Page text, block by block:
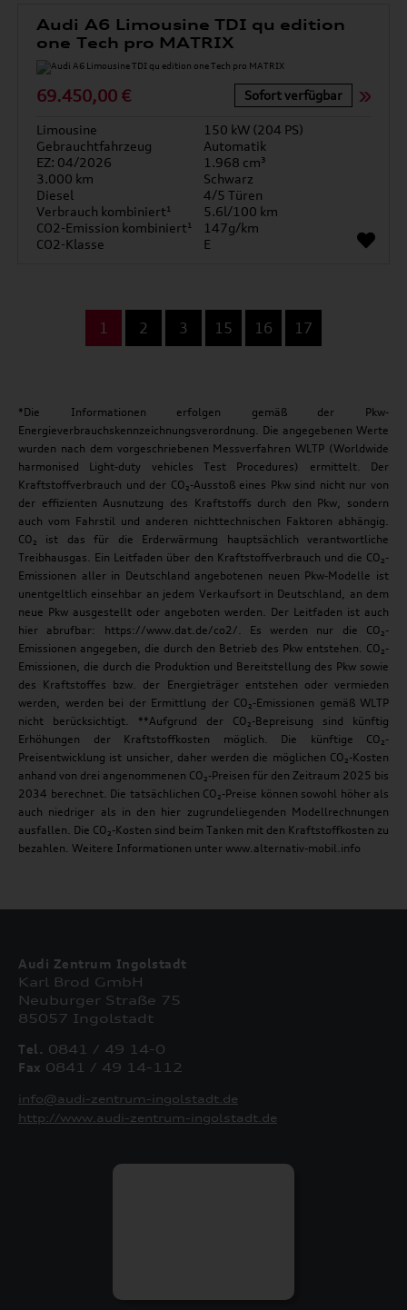
Audi A6 Limousine TDI qu edition
one Tech pro MATRIX
69.450,00 € Sofort verfügbar
Limousine
150 kW (204 PS)
Gebrauchtfahrzeug
Automatik
EZ: 04/2026
1.968 cm³
3.000 km
Schwarz
Diesel
4/5 Türen
Verbrauch kombiniert¹
5.6l/100 km
CO2-Emission kombiniert¹
147g/km
CO2-Klasse
E
1 2 3 15 16 17
*Die Informationen erfolgen gemäß der Pkw-
Energieverbrauchskennzeichnungsverordnung. Die angegebenen Werte
wurden nach dem vorgeschriebenen Messverfahren WLTP (Worldwide
harmonised Light-duty vehicles Test Procedures) ermittelt. Der
Kraftstoffverbrauch und der CO₂-Ausstoß eines Pkw sind nicht nur von
der effizienten Ausnutzung des Kraftstoffs durch den Pkw, sondern
auch vom Fahrstil und anderen nichttechnischen Faktoren abhängig.
CO₂ ist das für die Erderwärmung hauptsächlich verantwortliche
Treibhausgas. Ein Leitfaden über den Kraftstoffverbrauch und die CO₂-
Emissionen aller in Deutschland angebotenen neuen Pkw-Modelle ist
unentgeltlich einsehbar an jedem Verkaufsort in Deutschland, an dem
neue Pkw ausgestellt oder angeboten werden. Der Leitfaden ist auch
hier abrufbar: https://www.dat.de/co2/. Es werden nur die CO₂-
Emissionen angegeben, die durch den Betrieb des Pkw entstehen. CO₂-
Emissionen, die durch die Produktion und Bereitstellung des Pkw sowie
des Kraftstoffes bzw. der Energieträger entstehen oder vermieden
werden, werden bei der Ermittlung der CO₂-Emissionen gemäß WLTP
nicht berücksichtigt. **Aufgrund der CO₂-Bepreisung sind künftig
Erhöhungen der Kraftstoffkosten möglich. Die künftige CO₂-
Preisentwicklung ist unsicher, daher werden die möglichen CO₂-Kosten
anhand von drei angenommenen CO₂-Preisen für den Zeitraum 2025 bis
2034 berechnet. Die tatsächlichen CO₂-Preise können sowohl höher als
auch niedriger als in den hier zugrundeliegenden Modellrechnungen
ausfallen. Die CO₂-Kosten sind beim Tanken mit den Kraftstoffkosten zu
bezahlen. Weitere Informationen unter www.alternativ-mobil.info
Audi Zentrum Ingolstadt
Karl Brod GmbH
Neuburger Straße 75
85057 Ingolstadt
Tel. 0841 / 49 14-0
Fax 0841 / 49 14-112
info@audi-zentrum-ingolstadt.de
http://www.audi-zentrum-ingolstadt.de